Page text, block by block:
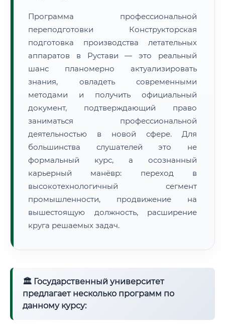
Программа профессиональной
переподготовки Конструкторская
подготовка производства летательных
аппаратов в Рустави — это реальный
шанс планомерно актуализировать
знания, овладеть современными
методами и получить официальный
документ, подтверждающий право
заниматься профессиональной
деятельностью в новой сфере. Для
большинства слушателей это не
формальный курс, а осознанный
карьерный манёвр: переход в
высокотехнологичный сегмент
промышленности, продвижение на
вышестоящую должность, расширение
круга решаемых задач.
🏛 Государственный университет
предлагает несколько программ по
данному курсу: